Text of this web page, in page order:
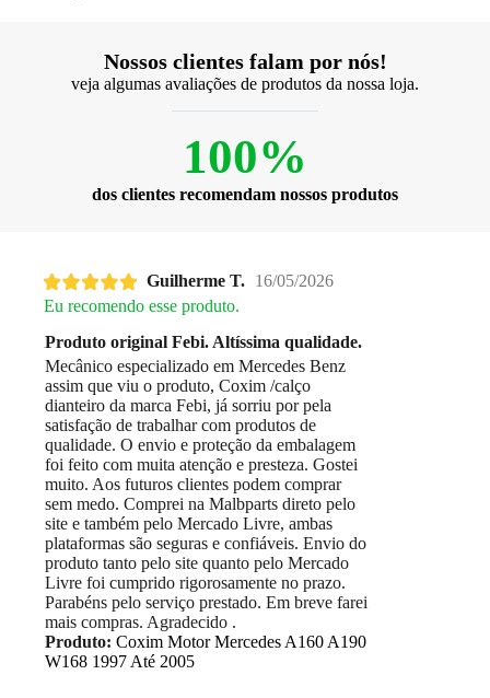
Nossos clientes falam por nós!
veja algumas avaliações de produtos da nossa loja.
100%
dos clientes recomendam nossos produtos
Guilherme T. 16/05/2026
Eu recomendo esse produto.
Produto original Febi. Altíssima qualidade.
Mecânico especializado em Mercedes Benz
assim que viu o produto, Coxim /calço
dianteiro da marca Febi, já sorriu por pela
satisfação de trabalhar com produtos de
qualidade. O envio e proteção da embalagem
foi feito com muita atenção e presteza. Gostei
muito. Aos futuros clientes podem comprar
sem medo. Comprei na Malbparts direto pelo
site e também pelo Mercado Livre, ambas
plataformas são seguras e confiáveis. Envio do
produto tanto pelo site quanto pelo Mercado
Livre foi cumprido rigorosamente no prazo.
Parabéns pelo serviço prestado. Em breve farei
mais compras. Agradecido .
Produto: Coxim Motor Mercedes A160 A190
W168 1997 Até 2005